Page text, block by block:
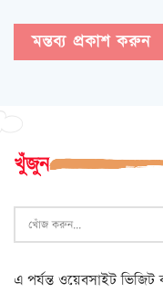
খুঁজুন
এ পর্যন্ত ওয়েবসাইট ভিজিট